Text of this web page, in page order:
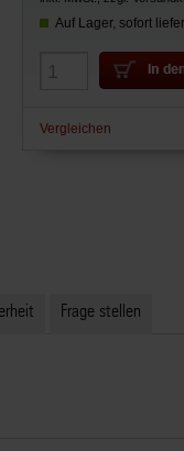
Auf Lager, sofort
Vergleichen
Frage stellen